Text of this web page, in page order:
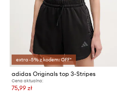
extra -5% z kodem: OFF*
adidas Originals top 3-Stripes
Cena aktualna:
75,99 zł